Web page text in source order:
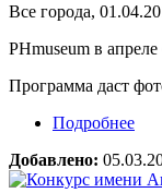
Все города,
PHmuseum в
Программа даст
Подробнее
Добавлено: